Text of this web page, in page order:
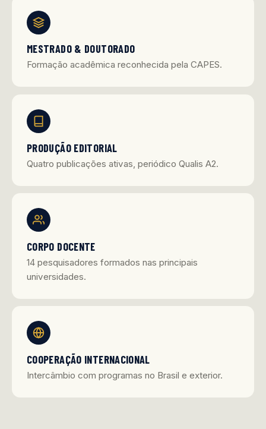
MESTRADO & DOUTORADO
Formação acadêmica reconhecida pela CAPES.
PRODUÇÃO EDITORIAL
Quatro publicações ativas, periódico Qualis A2.
CORPO DOCENTE
14 pesquisadores formados nas principais
universidades.
COOPERAÇÃO INTERNACIONAL
Intercâmbio com programas no Brasil e exterior.